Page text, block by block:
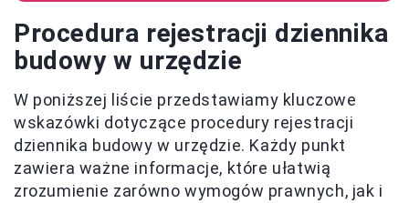
Procedura rejestracji dziennika
budowy w urzędzie
W poniższej liście przedstawiamy kluczowe
wskazówki dotyczące procedury rejestracji
dziennika budowy w urzędzie. Każdy punkt
zawiera ważne informacje, które ułatwią
zrozumienie zarówno wymogów prawnych, jak i